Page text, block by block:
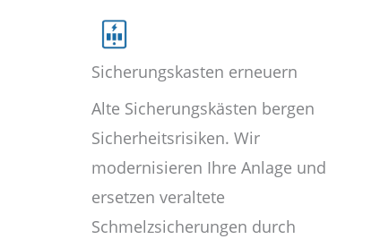
Sicherungskasten erneuern
Alte Sicherungskästen bergen
Sicherheitsrisiken. Wir
modernisieren Ihre Anlage und
ersetzen veraltete
Schmelzsicherungen durch